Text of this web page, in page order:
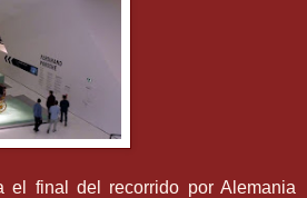
el final del recorrido por Alemania